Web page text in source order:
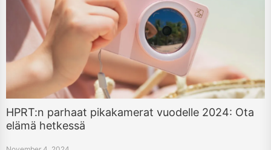
HPRT:n parhaat pikakamerat vuodelle 2024: Ota
elämä hetkessä